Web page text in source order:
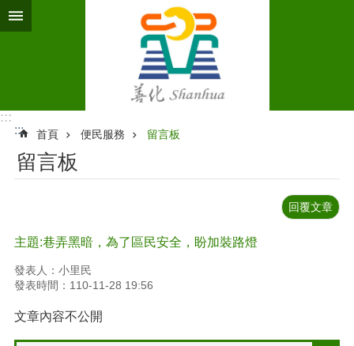
跳到主要內容區塊
:::
:::
首頁 便民服務 留言板
留言板
回覆文章
主題:巷弄黑暗，為了區民安全，盼加裝路燈
發表人：小里民
發表時間：110-11-28 19:56
文章內容不公開